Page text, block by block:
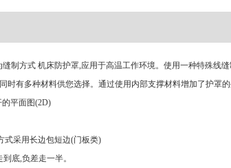
制方式 机床防护罩,应用于高温工作环境。使用一种特殊线
时有多种材料供您选择。通过使用内部支撑材料增加了护罩
平面图(2D)
式采用长边包短边(门板类)
底,负差走一半。